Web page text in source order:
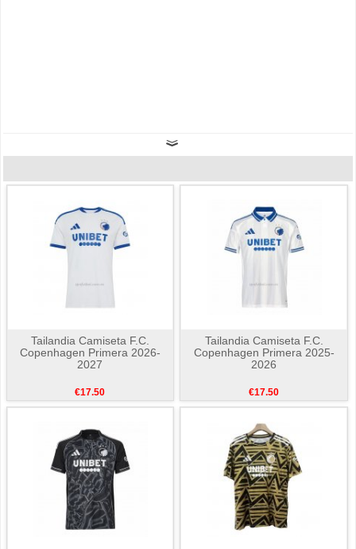
Tailandia Camiseta F.C.
Copenhagen Primera 2026-
2027
€17.50
Tailandia Camiseta F.C.
Copenhagen Primera 2025-
2026
€17.50